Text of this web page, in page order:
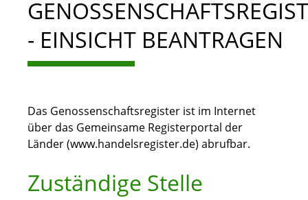
- EINSICHT BEANTRAGEN
Das Genossenschaftsregister ist im Internet
über das Gemeinsame Registerportal der
Länder (www.handelsregister.de) abrufbar.
Zuständige Stelle